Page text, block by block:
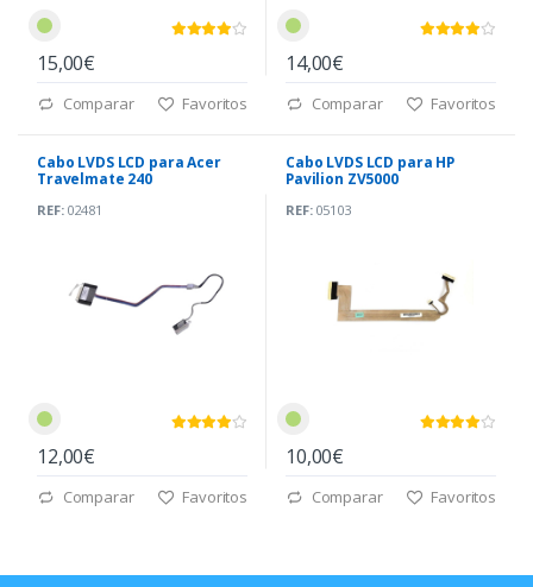
15,00€
Comparar Favoritos
14,00€
Comparar Favoritos
Cabo LVDS LCD para Acer
Travelmate 240
REF:02481
12,00€
Comparar Favoritos
Cabo LVDS LCD para HP
Pavilion ZV5000
REF:05103
10,00€
Comparar Favoritos